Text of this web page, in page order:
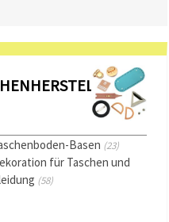
Basen (23)
für Taschen und
(58)